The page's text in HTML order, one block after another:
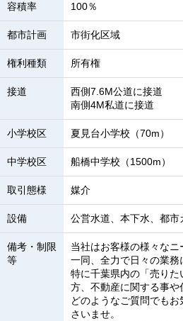
容積率 100％
都市計画 市街化区域
権利種類 所有権
接道
西側7.6M公道に接道
南側4M私道に接道
小学校区 夏見台小学校（70m）
中学校区 船橋中学校（1500m）
取引態様 媒介
設備 公営水道、本下水、都市
備考・制限
等
当社はお客様の様々な
一同、全力で日々の業務
特に千葉県内の「売り
方、不動産に関する事や
どのようなご質問でも
さいませ。